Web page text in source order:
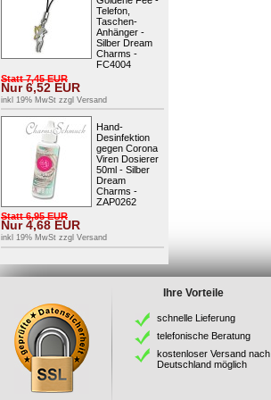
Telefon,
Taschen-
Anhänger -
Silber Dream
Charms -
FC4004
Statt7,45EUR
Nur6,52EUR
inkl 19% MwSt zzgl Versand
Hand-
Desinfektion
gegen Corona
Viren Dosierer
50ml - Silber
Dream
Charms -
ZAP0262
Statt6,95EUR
Nur4,68 EUR
inkl 19% MwSt zzgl Versand
Ihre Vorteile
schnelle Lieferung
telefonische Beratung
kostenloser Versand nach
Deutschland möglich